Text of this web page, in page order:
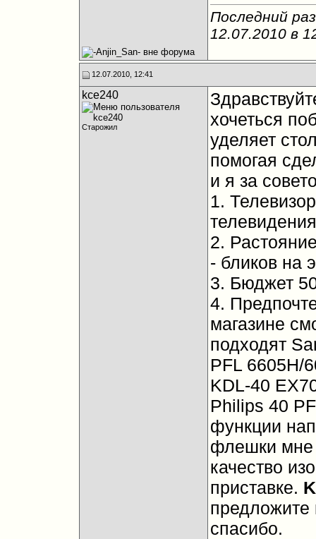
Последний
12.07.2010 в
12.07.2010, 12:41
kce240
Старожил
хочеться
уделяет
помогая
и я за
1.
2.
- бликов на
3. Бюджет
4.
магазине
подходят
PFL 6605H/
KDL-40
Philips 40
функции
флешки мне
качество
приставке.
предложите
спасибо.